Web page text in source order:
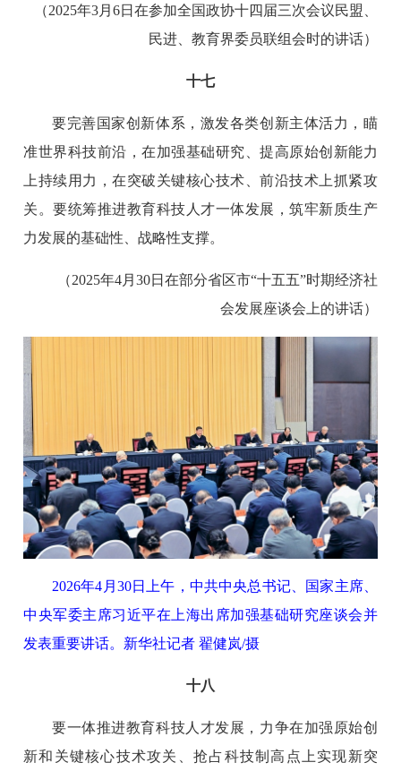
（2025年3月6日在参加全国政协十四届三次会议民盟、
民进、教育界委员联组会时的讲话）
十七
要完善国家创新体系，激发各类创新主体活力，瞄
准世界科技前沿，在加强基础研究、提高原始创新能力
上持续用力，在突破关键核心技术、前沿技术上抓紧攻
关。要统筹推进教育科技人才一体发展，筑牢新质生产
力发展的基础性、战略性支撑。
（2025年4月30日在部分省区市“十五五”时期经济社
会发展座谈会上的讲话）
2026年4月30日上午，中共中央总书记、国家主席、
中央军委主席习近平在上海出席加强基础研究座谈会并
发表重要讲话。新华社记者 翟健岚/摄
十八
要一体推进教育科技人才发展，力争在加强原始创
新和关键核心技术攻关、抢占科技制高点上实现新突